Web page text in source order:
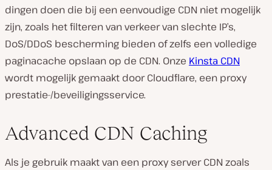
dingen doen die bij een eenvoudige CDN niet mogelijk
zijn, zoals het filteren van verkeer van slechte IP’s,
DoS/DDoS bescherming bieden of zelfs een volledige
paginacache opslaan op de CDN. Onze Kinsta CDN
wordt mogelijk gemaakt door Cloudflare, een proxy
prestatie-/beveiligingsservice.
Advanced CDN Caching
Als je gebruik maakt van een proxy server CDN zoals